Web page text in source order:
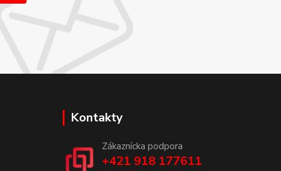
Kontakty
Zákaznícka podpora
+421 918 177611